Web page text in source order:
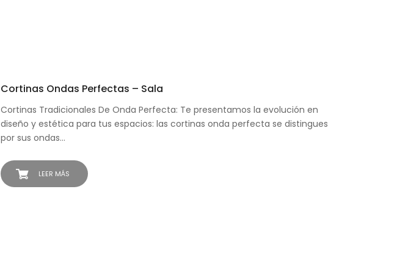
LEER MÁS
Cortinas Ondas Perfectas – Sala
Cortinas Tradicionales De Onda Perfecta: Te presentamos la evolución en
diseño y estética para tus espacios: las cortinas onda perfecta se distingues
por sus ondas…